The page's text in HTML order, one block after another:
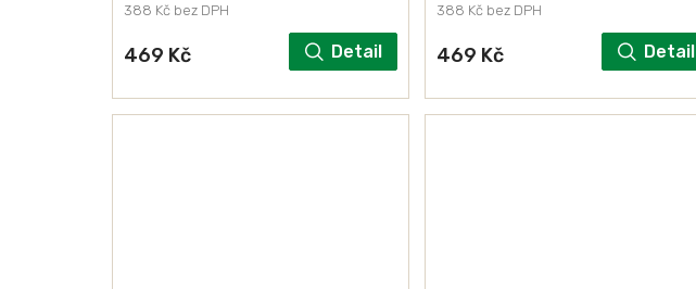
388 Kč bez DPH
469 Kč Detail
388 Kč bez DPH
469 Kč Detail